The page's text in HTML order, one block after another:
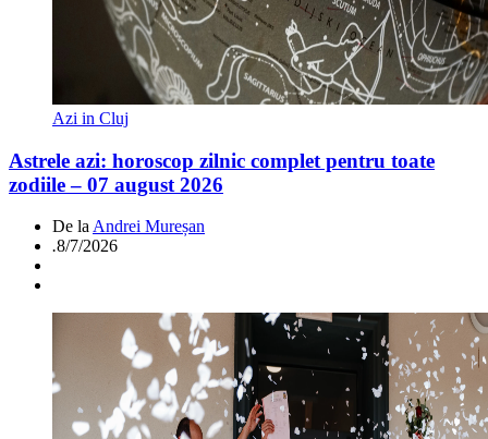
Azi in Cluj
Astrele azi: horoscop zilnic complet pentru toate
zodiile – 07 august 2026
De la Andrei Mureșan
.8/7/2026